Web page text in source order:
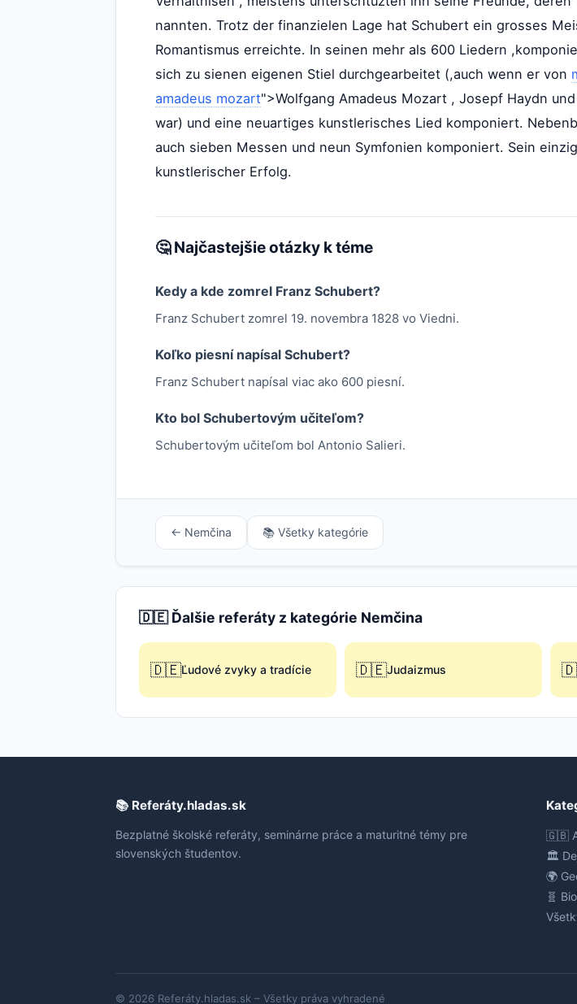
nannten. Trotz der finanzielen Lage hat Schubert ein grosses
Romantismus erreichte. In seinen mehr als 600 Liedern
sich zu sienen eigenen Stiel durchgearbeitet (,auch wenn er von
amadeus mozart">Wolfgang Amadeus Mozart , Josepf Haydn
war) und eine neuartiges kunstlerisches Lied komponiert.
auch sieben Messen und neun Symfonien komponiert. Sein
kunstlerischer Erfolg.
🤔 Najčastejšie otázky k téme
Kedy a kde zomrel Franz Schubert?
Franz Schubert zomrel 19. novembra 1828 vo Viedni.
Koľko piesní napísal Schubert?
Franz Schubert napísal viac ako 600 piesní.
Kto bol Schubertovým učiteľom?
Schubertovým učiteľom bol Antonio Salieri.
← Nemčina 📚 Všetky kategórie
🇩🇪 Ďalšie referáty z kategórie Nemčina
🇩🇪Ľudové zvyky a tradície 🇩🇪Judaizmus
📚 Referáty.hladas.sk
Bezplatné školské referáty, seminárne práce a maturitné témy pre
slovenských študentov.
🇬🇧
🏛️
🌍
🧬
© 2026 Referáty.hladas.sk – Všetky práva vyhradené